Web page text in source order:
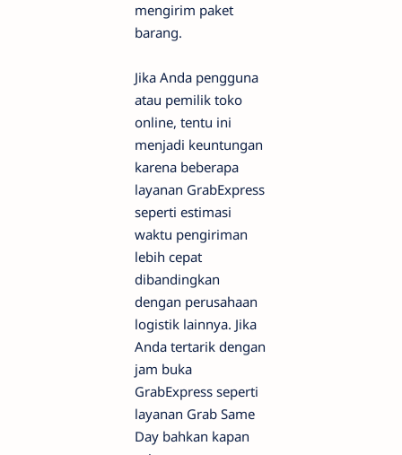
mengirim paket
barang.
Jika Anda pengguna
atau pemilik toko
online, tentu ini
menjadi keuntungan
karena beberapa
layanan GrabExpress
seperti estimasi
waktu pengiriman
lebih cepat
dibandingkan
dengan perusahaan
logistik lainnya. Jika
Anda tertarik dengan
jam buka
GrabExpress seperti
layanan Grab Same
Day bahkan kapan